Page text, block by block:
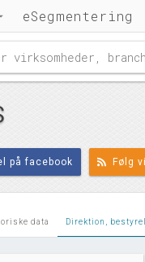
eSegmentering
på facebook Følg
data Direktion,